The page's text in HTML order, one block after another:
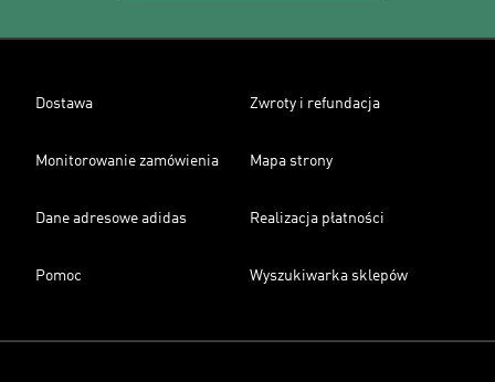
Dostawa Zwroty i refundacja
Monitorowanie zamówienia Mapa strony
Dane adresowe adidas Realizacja płatności
Pomoc Wyszukiwarka sklepów